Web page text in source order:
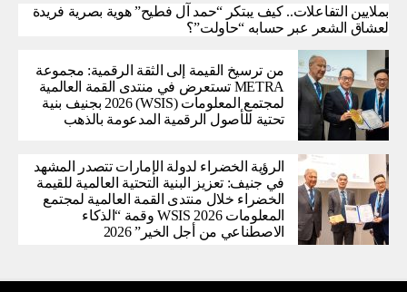
بملايين التفاعلات.. كيف يبتكر “حمد آل فطيح” هوية بصرية فريدة
لعشاق الشعر عبر حسابه “حاولت”؟
من ترسيخ القيمة إلى الثقة الرقمية: مجموعة
METRA تستعرض في منتدى القمة العالمية
لمجتمع المعلومات (WSIS) 2026 بجنيف بنية
تحتية للأصول الرقمية المدعومة بالذهب
الرؤية الخضراء لدولة الإمارات تتصدر المشهد
في جنيف: تعزيز البنية التحتية العالمية للقيمة
الخضراء خلال منتدى القمة العالمية لمجتمع
المعلومات WSIS 2026 وقمة “الذكاء
الاصطناعي من أجل الخير” 2026